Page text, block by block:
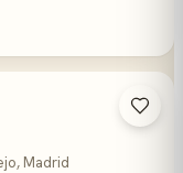
Madrid